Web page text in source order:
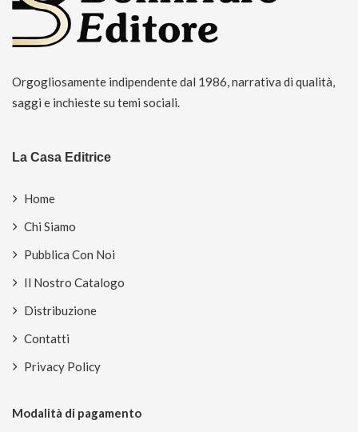
Orgogliosamente indipendente dal 1986, narrativa di qualità,
saggi e inchieste su temi sociali.
La Casa Editrice
Home
Chi Siamo
Pubblica Con Noi
Il Nostro Catalogo
Distribuzione
Contatti
Privacy Policy
Modalità di pagamento